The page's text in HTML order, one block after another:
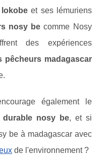
lokobe et ses lémuriens
nosy be comme Nosy
des expériences
pêcheurs madagascar
également le
durable nosy be, et si
be à madagascar avec
de l'environnement ?